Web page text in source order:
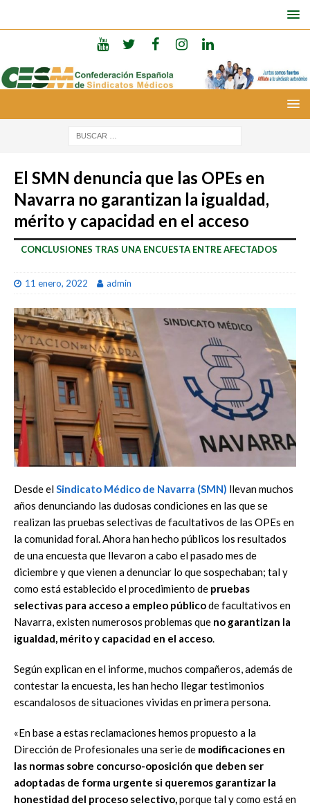
El SMN denuncia que las OPEs en
Navarra no garantizan la igualdad,
mérito y capacidad en el acceso
CONCLUSIONES TRAS UNA ENCUESTA ENTRE AFECTADOS
11 enero, 2022 admin
Desde elSindicato Médico de Navarra (SMN) llevan muchos
años denunciando las dudosas condiciones en las que se
realizan las pruebas selectivas de facultativos de las OPEs en
la comunidad foral. Ahora han hecho públicos los resultados
de una encuesta que llevaron a cabo el pasado mes de
diciembre y que vienen a denunciar lo que sospechaban; tal y
como está establecido el procedimiento de pruebas
selectivas para acceso a empleo públicode facultativos en
Navarra, existen numerosos problemas que no garantizan la
igualdad, mérito y capacidad en el acceso.
Según explican en el informe, muchos compañeros, además de
contestar la encuesta, les han hecho llegar testimonios
escandalosos de situaciones vividas en primera persona.
«En base a estas reclamaciones hemos propuesto a la
Dirección de Profesionales una serie de modificaciones en
las normas sobre concurso-oposición que deben ser
adoptadas de forma urgente si queremos garantizar la
honestidad del proceso selectivo,porque tal y como está en